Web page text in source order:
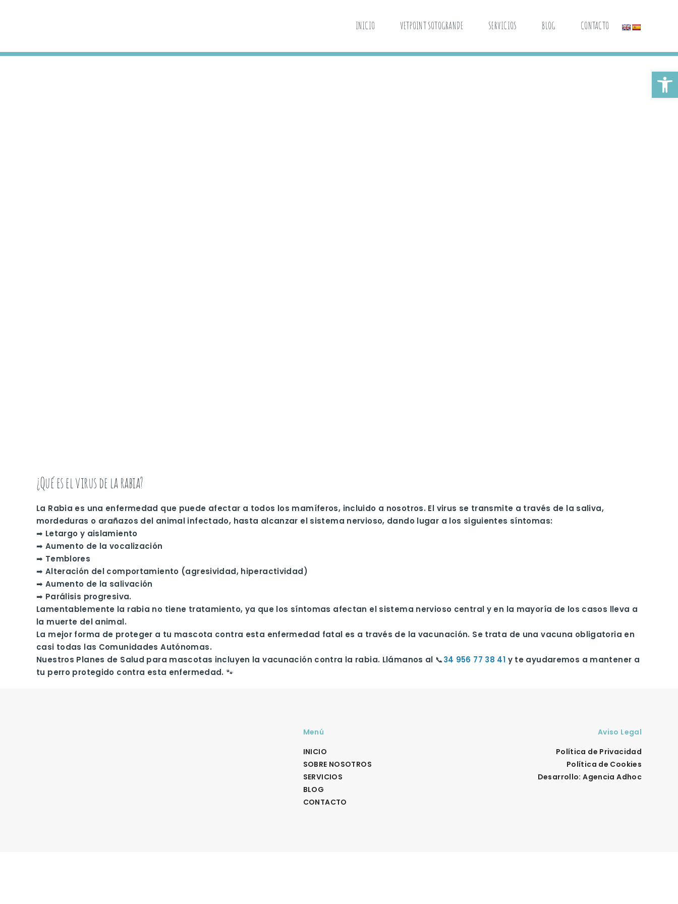
INICIO VETPOINT SOTOGRANDE SERVICIOS BLOG CONTACTO
¿Qué es el virus de la rabia?
La Rabia es una enfermedad que puede afectar a todos los mamíferos, incluido a nosotros. El virus se transmite a través de la saliva,
mordeduras o arañazos del animal infectado, hasta alcanzar el sistema nervioso, dando lugar a los siguientes síntomas:
➡ Letargo y aislamiento
➡ Aumento de la vocalización
➡ Temblores
➡ Alteración del comportamiento (agresividad, hiperactividad)
➡ Aumento de la salivación
➡ Parálisis progresiva.
Lamentablemente la rabia no tiene tratamiento, ya que los síntomas afectan el sistema nervioso central y en la mayoría de los casos lleva a
la muerte del animal.
La mejor forma de proteger a tu mascota contra esta enfermedad fatal es a través de la vacunación. Se trata de una vacuna obligatoria en
casi todas las Comunidades Autónomas.
Nuestros Planes de Salud para mascotas incluyen la vacunación contra la rabia. Llámanos al 📞34 956 77 38 41 y te ayudaremos a mantener a
tu perro protegido contra esta enfermedad. 🐾
Menú
INICIO
SOBRE NOSOTROS
SERVICIOS
BLOG
CONTACTO
Aviso Legal
Política de Privacidad
Política de Cookies
Desarrollo: Agencia Adhoc
Abrir